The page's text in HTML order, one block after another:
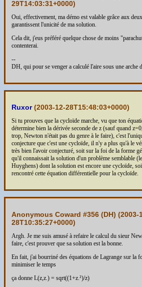
29T14:03:31+0000)
Oui, effectivement, ma démo est valable grâce aux
garantissent l'unicité de ma solution.
Cela dit, j'eus préféré quelque chose de moins
contenterai.
--
DH, qui pour se venger a calculé l'aire sous une
Ruxor(2003-12-28T15:48:03+0000)
Si tu prouves que la cycloïde marche, vu que ton
détermine bien la dérivée seconde de z (sauf quand
trop, Newton n'était pas du genre à le faire), c'est
conjecture que c'est une cycloïde, il n'y a plus qu'à le
très bien l'avoir conjecturé, soit sur la foi de la forme
qu'il connaissait la solution d'un problème semblable
Huyghens) dont la solution est encore une cycloïde,
rencontré cette équation différentielle pour la cycloïde.
Anonymous Coward #356 (DH) (2003-
28T10:35:27+0000)
Argh. Je me suis amusé à refaire le calcul du sieur
faire, c'est prouver que sa solution est la bonne.
En fait, j'ai bourriné des équations de Lagrange sur la
minimiser le temps
ça donne L(z,z.) = sqrt((1+z.²)/z)